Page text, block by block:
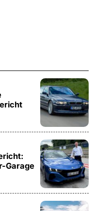
Garage